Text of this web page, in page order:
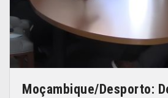
Moçambique/Desporto: